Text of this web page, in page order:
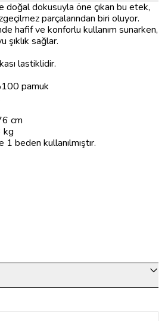
doğal dokusuyla öne çıkan bu etek,
parçalarından biri oluyor.
hafif ve konforlu kullanım sunarken,
şıklık sağlar.
lastiklidir.
pamuk
cm
kg
beden kullanılmıştır.